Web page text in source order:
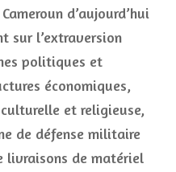
d’aujourd’hui
sur l’extraversion
politiques et
économiques,
et religieuse,
de défense militaire
livraisons de matériel